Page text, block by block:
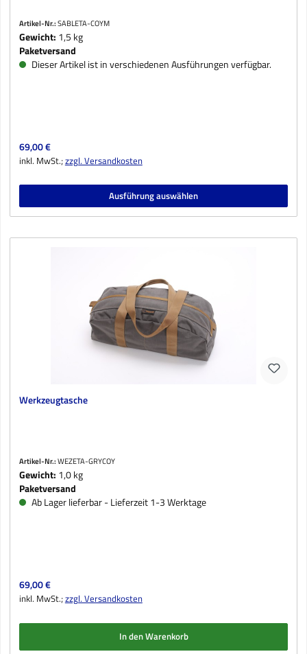
Artikel-Nr.:SABLETA-COYM
Gewicht: 1,5 kg
Paketversand
Dieser Artikel ist in verschiedenen Ausführungen verfügbar.
Regulärer Preis:
69,00 €
inkl. MwSt.;zzgl. Versandkosten
Ausführung auswählen
Werkzeugtasche
Artikel-Nr.:WEZETA-GRYCOY
Gewicht: 1,0 kg
Paketversand
Ab Lager lieferbar - Lieferzeit 1-3 Werktage
Regulärer Preis:
69,00 €
inkl. MwSt.;zzgl. Versandkosten
In den Warenkorb